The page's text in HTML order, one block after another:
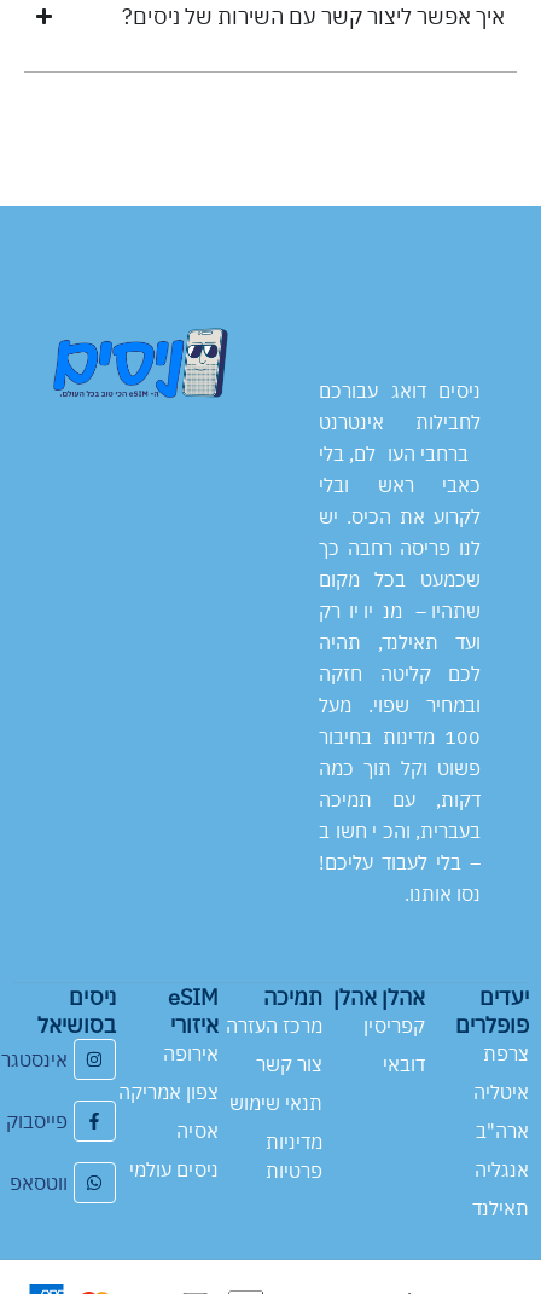
איך אפשר ליצור קשר עם השירות של ניסים?
ניסים דואג עבורכם
לחבילות אינטרנט
ברחבי העולם, בלי
כאבי ראש ובלי
לקרוע את הכיס. יש
לנו פריסה רחבה כך
שכמעט בכל מקום
שתהיו – מניו יורק
ועד תאילנד, תהיה
לכם קליטה חזקה
ובמחיר שפוי. מעל
100 מדינות בחיבור
פשוט וקל תוך כמה
דקות, עם תמיכה
בעברית, והכי חשוב
– בלי לעבוד עליכם!
נסו אותנו.
יעדים
פופלרים
צרפת
איטליה
ארה"ב
אנגליה
תאילנד
אהלן אהלן
קפריסין
דובאי
תמיכה
מרכז העזרה
צור קשר
תנאי שימוש
מדיניות
פרטיות
eSIM
איזורי
אירופה
צפון אמריקה
אסיה
ניסים עולמי
ניסים
בסושיאל
פייסבוק
ווטסאפ